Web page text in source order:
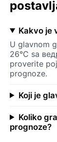
Kakvo je
U glavnom
26°C sa
proverite
prognoze.
Koji je
Koliko
prognoze?